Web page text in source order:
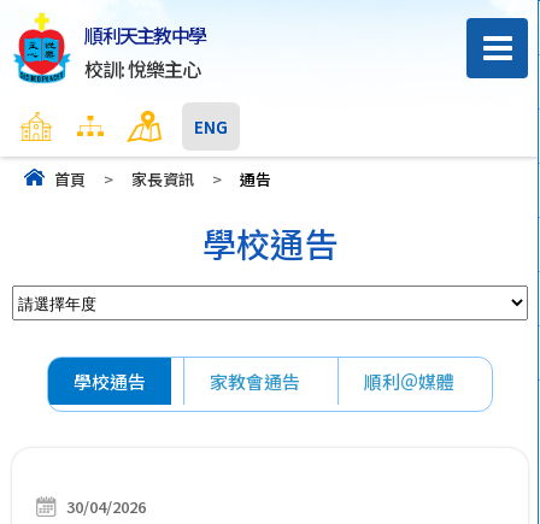
順利天主教中學
校訓: 悅樂主心
主頁 網頁地圖 聯絡我們
ENG
首頁 > 家長資訊 > 通告
學校通告
學校通告 家教會通告 順利＠媒體
30/04/2026